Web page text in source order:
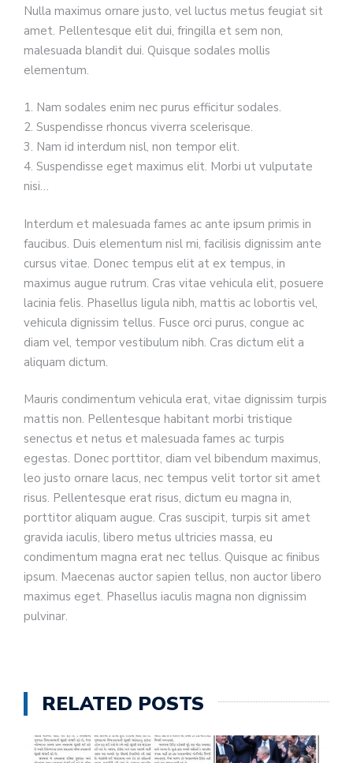
Nulla maximus ornare justo, vel luctus metus feugiat sit
amet. Pellentesque elit dui, fringilla et sem non,
malesuada blandit dui. Quisque sodales mollis
elementum.
1. Nam sodales enim nec purus efficitur sodales.
2. Suspendisse rhoncus viverra scelerisque.
3. Nam id interdum nisl, non tempor elit.
4. Suspendisse eget maximus elit. Morbi ut vulputate
nisi…
Interdum et malesuada fames ac ante ipsum primis in
faucibus. Duis elementum nisl mi, facilisis dignissim ante
cursus vitae. Donec tempus elit at ex tempus, in
maximus augue rutrum. Cras vitae vehicula elit, posuere
lacinia felis. Phasellus ligula nibh, mattis ac lobortis vel,
vehicula dignissim tellus. Fusce orci purus, congue ac
diam vel, tempor vestibulum nibh. Cras dictum elit a
aliquam dictum.
Mauris condimentum vehicula erat, vitae dignissim turpis
mattis non. Pellentesque habitant morbi tristique
senectus et netus et malesuada fames ac turpis
egestas. Donec porttitor, diam vel bibendum maximus,
leo justo ornare lacus, nec tempus velit tortor sit amet
risus. Pellentesque erat risus, dictum eu magna in,
porttitor aliquam augue. Cras suscipit, turpis sit amet
gravida iaculis, libero metus ultricies massa, eu
condimentum magna erat nec tellus. Quisque ac finibus
ipsum. Maecenas auctor sapien tellus, non auctor libero
maximus eget. Phasellus iaculis magna non dignissim
pulvinar.
RELATED POSTS